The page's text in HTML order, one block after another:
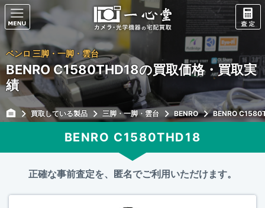
ベンロ 三脚・一脚・雲台
BENRO C1580THD18の買取価格・買取実
績
買取している製品 三脚・一脚・雲台 BENRO BENRO
BENRO C1580THD18
正確な事前査定を、匿名でご利用いただけます。